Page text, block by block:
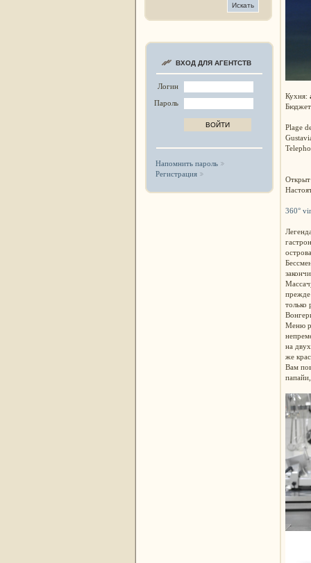
ВХОД ДЛЯ АГЕНТСТВ
Логин
Пароль
Напомнить пароль
Регистрация
Кухня:
Plage
Открыт
360°
прежде
только
Меню
на
же
Вам